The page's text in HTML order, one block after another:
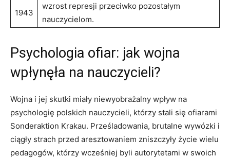
1943
wzrost represji przeciwko pozostałym
nauczycielom.
Psychologia ofiar: jak wojna
wpłynęła na nauczycieli?
Wojna i jej skutki ‍miały niewyobrażalny wpływ na
psychologię polskich nauczycieli, którzy stali się ofiarami
Sonderaktion Krakau. Prześladowania, brutalne wywózki i
ciągły strach ⁢przed aresztowaniem zniszczyły życie wielu
pedagogów, którzy wcześniej byli​ autorytetami w swoich